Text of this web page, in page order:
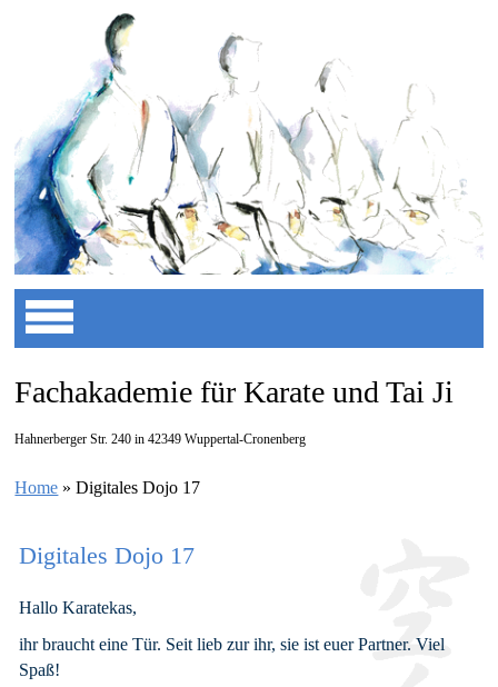
Fachakademie für Karate und Tai Ji
Hahnerberger Str. 240 in 42349 Wuppertal-Cronenberg
Home »Digitales Dojo 17
Digitales Dojo 17
Hallo Karatekas,
ihr braucht eine Tür. Seit lieb zur ihr, sie ist euer Partner. Viel
Spaß!